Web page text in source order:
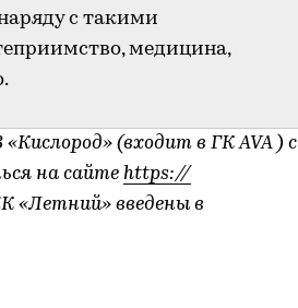
с такими
медицина,
(входит в ГК AVA ) с
на сайте https://
«Летний» введены в